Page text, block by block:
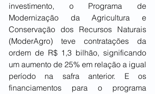
investimento, o Programa de
Modernização da Agricultura e
Conservação dos Recursos Naturais
(ModerAgro) teve contratações da
ordem de R$ 1,3 bilhão, significando
um aumento de 25% em relação a igual
período na safra anterior. E os
financiamentos para o programa